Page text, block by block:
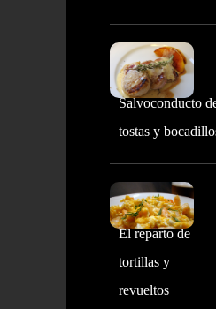
Salvoconducto
tostas y
El reparto de
tortillas y
revueltos